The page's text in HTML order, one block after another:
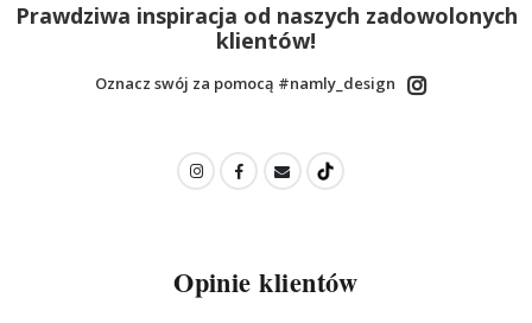
Prawdziwa inspiracja od naszych zadowolonych
klientów!
Oznacz swój za pomocą #namly_design
Opinie klientów